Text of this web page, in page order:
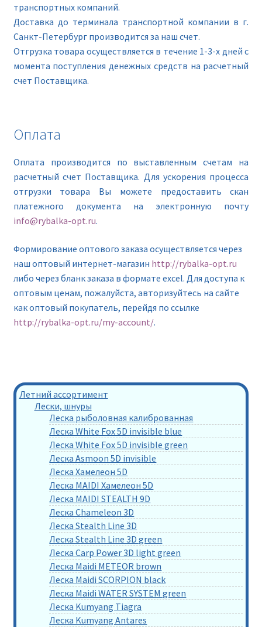
транспортных компаний.
Доставка до терминала транспортной компании в г.
Санкт-Петербург производится за наш счет.
Отгрузка товара осуществляется в течение 1-3-х дней с
момента поступления денежных средств на расчетный
счет Поставщика.
Оплата
Оплата производится по выставленным счетам на
расчетный счет Поставщика. Для ускорения процесса
отгрузки товара Вы можете предоставить скан
платежного документа на электронную почту
info@rybalka-opt.ru.
Формирование оптового заказа осуществляется через
наш оптовый интернет-магазин http://rybalka-opt.ru
либо через бланк заказа в формате excel. Для доступа к
оптовым ценам, пожалуйста, авторизуйтесь на сайте
как оптовый покупатель, перейдя по ссылке
http://rybalka-opt.ru/my-account/.
Летний ассортимент
Лески, шнуры
Леска рыболовная калиброванная
Леска White Fox 5D invisible blue
Леска White Fox 5D invisible green
Леска Asmoon 5D invisible
Леска Хамелеон 5D
Леска MAIDI Хамелеон 5D
Леска MAIDI STEALTH 9D
Леска Chameleon 3D
Леска Stealth Line 3D
Леска Stealth Line 3D green
Леска Carp Power 3D light green
Леска Maidi METEOR brown
Леска Maidi SCORPION black
Леска Maidi WATER SYSTEM green
Леска Kumyang Tiagra
Леска Kumyang Antares